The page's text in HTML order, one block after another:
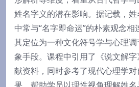
姓名字义的潜在影响。据记载，
中常与“名字即命运”的朴素观念
其定位为一种文化符号学与心理
象手段。课程中引用了《说文解
献资料，同时参考了现代心理学